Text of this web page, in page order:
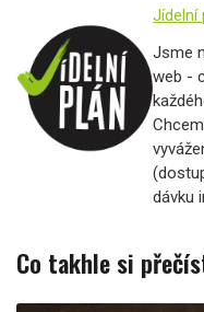
Jídelní
Jsme
web -
dávku
Co takhle si